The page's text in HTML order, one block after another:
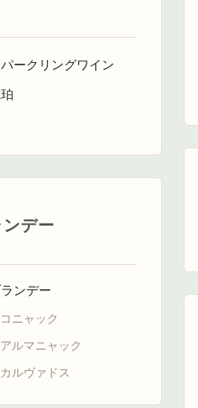
ークリングワイン
デー
ンデー
コニャック
アルマニャック
カルヴァドス